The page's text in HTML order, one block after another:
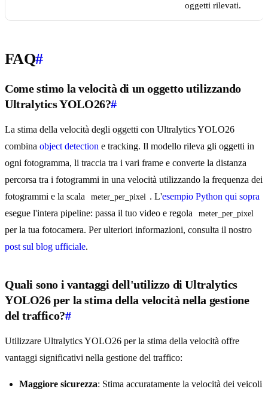
oggetti rilevati.
FAQ#
Come stimo la velocità di un oggetto utilizzando
Ultralytics YOLO26?#
La stima della velocità degli oggetti con Ultralytics YOLO26
combina object detection e tracking. Il modello rileva gli oggetti in
ogni fotogramma, li traccia tra i vari frame e converte la distanza
percorsa tra i fotogrammi in una velocità utilizzando la frequenza dei
fotogrammi e la scala
meter_per_pixel . L'esempio Python qui sopra
esegue l'intera pipeline: passa il tuo video e regola
meter_per_pixel
per la tua fotocamera. Per ulteriori informazioni, consulta il nostro
post sul blog ufficiale.
Quali sono i vantaggi dell'utilizzo di Ultralytics
YOLO26 per la stima della velocità nella gestione
del traffico?#
Utilizzare Ultralytics YOLO26 per la stima della velocità offre
vantaggi significativi nella gestione del traffico:
Maggiore sicurezza: Stima accuratamente la velocità dei veicoli